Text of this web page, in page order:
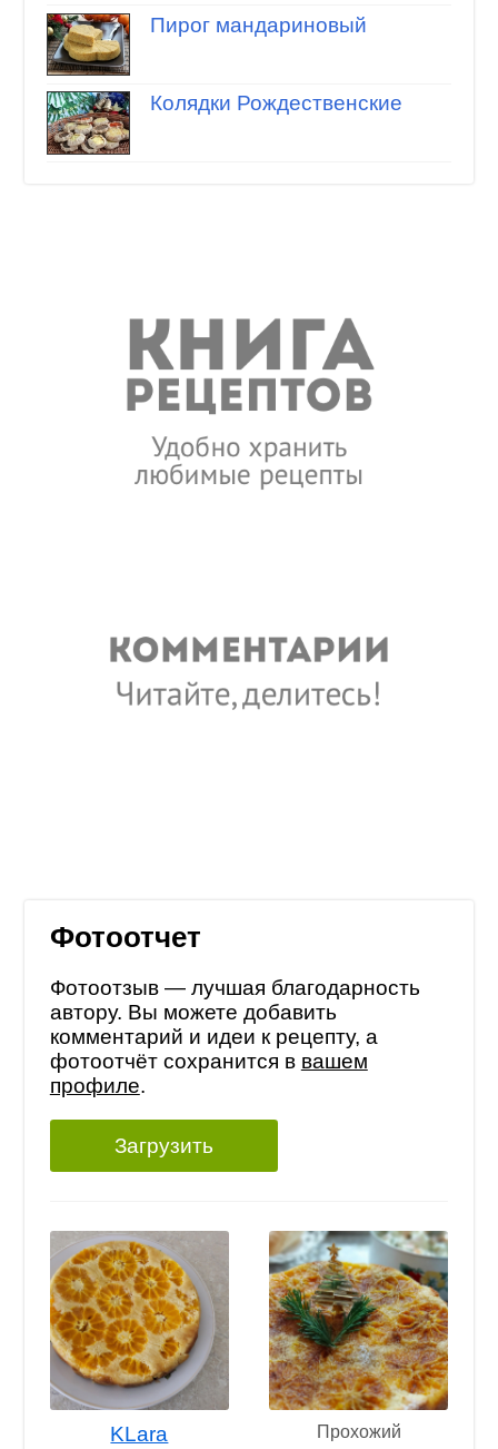
Пирог мандариновый
Колядки Рождественские
Фотоотчет
Фотоотзыв — лучшая благодарность
автору. Вы можете добавить
комментарий и идеи к рецепту, а
фотоотчёт сохранится в вашем
профиле.
Загрузить
KLara Прохожий